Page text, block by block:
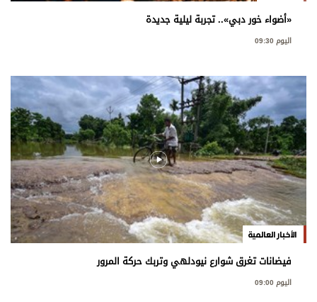
«أضواء خور دبي».. تجربة ليلية جديدة
اليوم 09:30
الأخبار العالمية
فيضانات تغرق شوارع نيودلهي وتربك حركة المرور
اليوم 09:00